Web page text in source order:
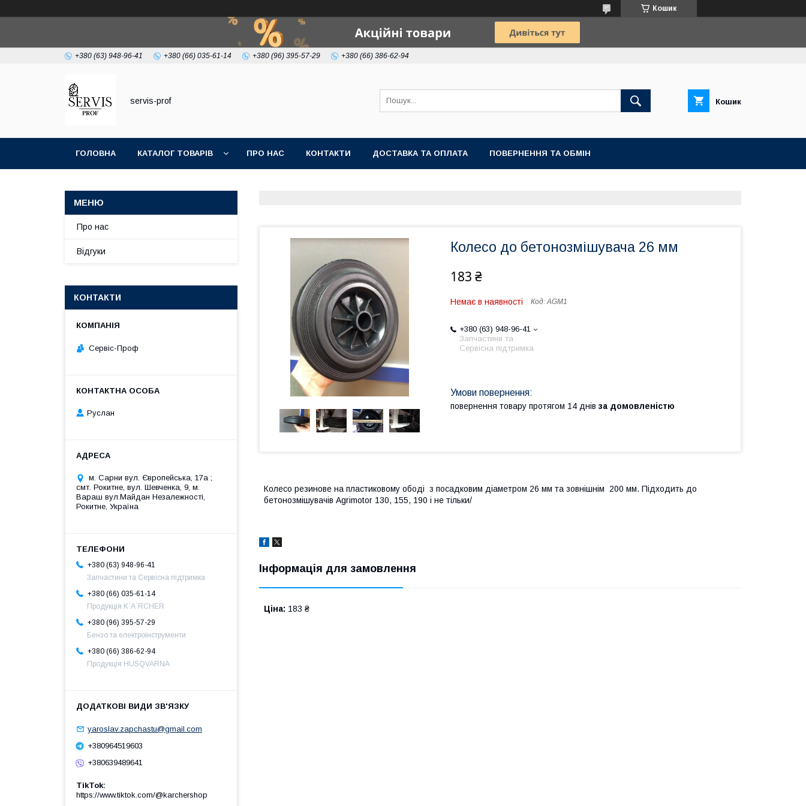
Кошик
+380 (63) 948-96-41 +380 (66) 035-61-14 +380 (96) 395-57-29 +380 (66) 386-62-94
servis-prof Кошик
ГОЛОВНА КАТАЛОГ ТОВАРІВ ПРО НАС КОНТАКТИ ДОСТАВКА ТА ОПЛАТА ПОВЕРНЕННЯ ТА ОБМІН
Колесо до бетонозмішувача 26 мм
183 ₴
Немає в наявності Код:АGM1
+380 (63) 948-96-41
Запчастини та
Сервісна підтримка
повернення товару протягом 14 днів за домовленістю
Колесо резинове на пластиковому ободі з посадковим діаметром 26 мм та зовнішнім 200 мм. Підходить до
бетонозмішувачів Agrimotor 130, 155, 190 і не тільки/
Інформація для замовлення
Ціна: 183 ₴
Про нас
Відгуки
КОНТАКТИ
Сервіс-Проф
Руслан
м. Сарни вул. Європейська, 17а ;
смт. Рокитне, вул. Шевченка, 9, м.
Вараш вул.Майдан Незалежності,
Рокитне, Україна
+380 (63) 948-96-41
Запчастини та Сервісна підтримка
+380 (66) 035-61-14
Продукція K`A`RCHER
+380 (96) 395-57-29
Бензо та електроінструменти
+380 (66) 386-62-94
Продукція HUSQVARNA
yaroslav.zapchastu@gmail.com
+380964519603
+380639489641
TikTok
https://www.tiktok.com/@karchershop